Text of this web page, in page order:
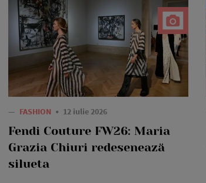
— FASHION 12 iulie 2026
Fendi Couture FW26: Maria
Grazia Chiuri redesenează
silueta